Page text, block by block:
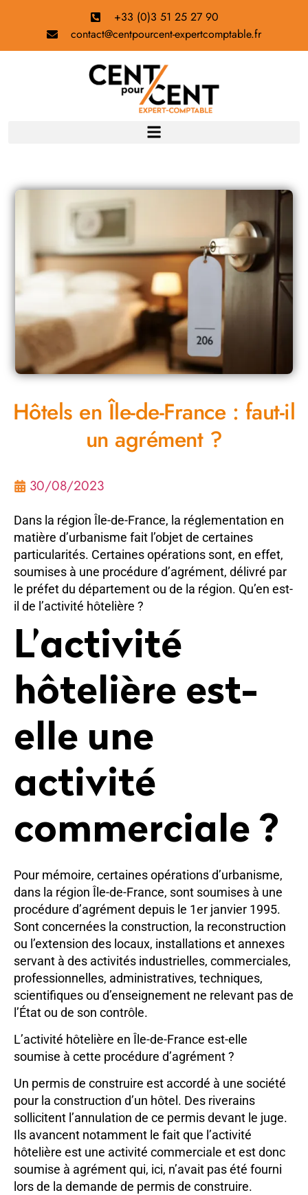
+33 (0)3 51 25 27 90
contact@centpourcent-expertcomptable.fr
Hôtels en Île-de-France : faut-il
un agrément ?
30/08/2023
Dans la région Île-de-France, la réglementation en
matière d’urbanisme fait l’objet de certaines
particularités. Certaines opérations sont, en effet,
soumises à une procédure d’agrément, délivré par
le préfet du département ou de la région. Qu’en est-
il de l’activité hôtelière ?
L’activité
hôtelière est-
elle une
activité
commerciale ?
Pour mémoire, certaines opérations d’urbanisme,
dans la région Île-de-France, sont soumises à une
procédure d’agrément depuis le 1er janvier 1995.
Sont concernées la construction, la reconstruction
ou l’extension des locaux, installations et annexes
servant à des activités industrielles, commerciales,
professionnelles, administratives, techniques,
scientifiques ou d’enseignement ne relevant pas de
l’État ou de son contrôle.
L’activité hôtelière en Île-de-France est-elle
soumise à cette procédure d’agrément ?
Un permis de construire est accordé à une société
pour la construction d’un hôtel. Des riverains
sollicitent l’annulation de ce permis devant le juge.
Ils avancent notamment le fait que l’activité
hôtelière est une activité commerciale et est donc
soumise à agrément qui, ici, n’avait pas été fourni
lors de la demande de permis de construire.